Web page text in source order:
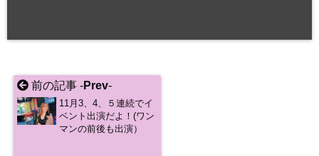
前の記事 -Prev-
11月3、4、５連続でイ
ベント出演だよ！(ワン
マンの前後も出演）